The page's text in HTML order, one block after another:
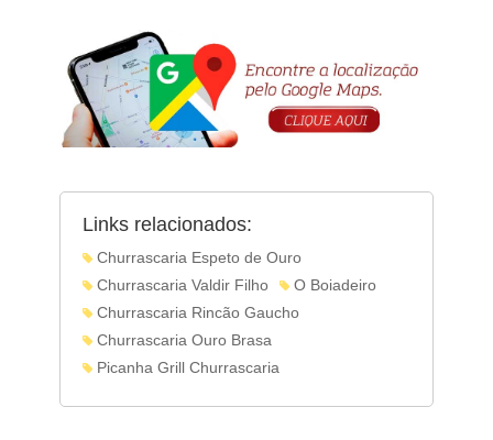
Links relacionados:
Churrascaria Espeto de Ouro
Churrascaria Valdir Filho
O Boiadeiro
Churrascaria Rincão Gaucho
Churrascaria Ouro Brasa
Picanha Grill Churrascaria